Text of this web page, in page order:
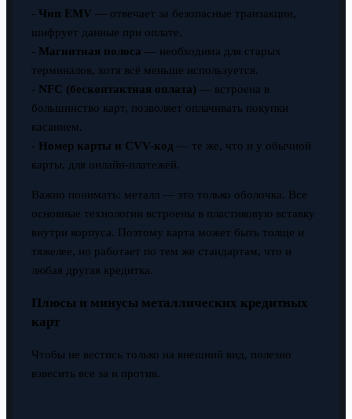
- Чип EMV — отвечает за безопасные транзакции,
шифрует данные при оплате.
- Магнитная полоса — необходима для старых
терминалов, хотя всё меньше используется.
- NFC (бесконтактная оплата) — встроена в
большинство карт, позволяет оплачивать покупки
касанием.
- Номер карты и CVV-код — те же, что и у обычной
карты, для онлайн-платежей.
Важно понимать: металл — это только оболочка. Все
основные технологии встроены в пластиковую вставку
внутри корпуса. Поэтому карта может быть толще и
тяжелее, но работает по тем же стандартам, что и
любая другая кредитка.
Плюсы и минусы металлических кредитных
карт
Чтобы не вестись только на внешний вид, полезно
взвесить все за и против.